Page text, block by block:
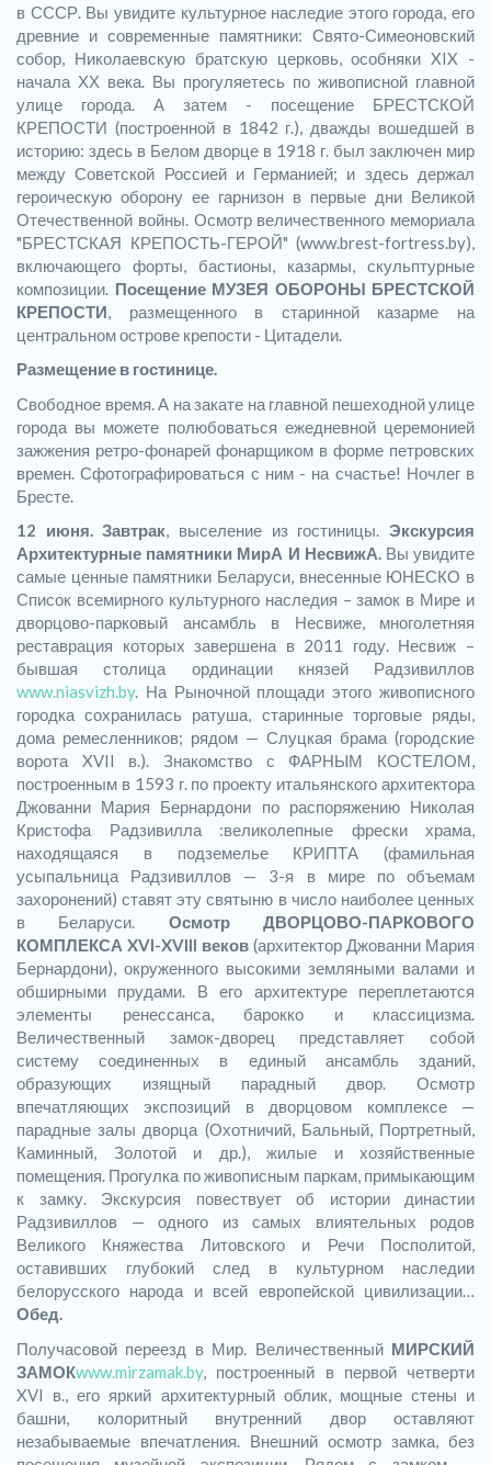
в СССР. Вы увидите культурное наследие этого города, его
древние и современные памятники: Свято-Симеоновский
собор, Николаевскую братскую церковь, особняки XIX -
начала ХХ века. Вы прогуляетесь по живописной главной
улице города. А затем - посещение БРЕСТСКОЙ
КРЕПОСТИ (построенной в 1842 г.), дважды вошедшей в
историю: здесь в Белом дворце в 1918 г. был заключен мир
между Советской Россией и Германией; и здесь держал
героическую оборону ее гарнизон в первые дни Великой
Отечественной войны. Осмотр величественного мемориала
"БРЕСТСКАЯ КРЕПОСТЬ-ГЕРОЙ" (www.brest-fortress.by),
включающего форты, бастионы, казармы, скульптурные
композиции. Посещение МУЗЕЯ ОБОРОНЫ БРЕСТСКОЙ
КРЕПОСТИ , размещенного в старинной казарме на
центральном острове крепости - Цитадели.
Размещение в гостинице.
Свободное время. А на закате на главной пешеходной улице
города вы можете полюбоваться ежедневной церемонией
зажжения ретро-фонарей фонарщиком в форме петровских
времен. Сфотографироваться с ним - на счастье! Ночлег в
Бресте.
12 июня. Завтрак, выселение из гостиницы.Экскурсия
Архитектурные памятники МирА И НесвижА.Вы увидите
самые ценные памятники Беларуси, внесенные ЮНЕСКО в
Список всемирного культурного наследия – замок в Мире и
дворцово-парковый ансамбль в Несвиже, многолетняя
реставрация которых завершена в 2011 году. Несвиж –
бывшая столица ординации князей Радзивиллов
www.niasvizh.by. На Рыночной площади этого живописного
городка сохранилась ратуша, старинные торговые ряды,
дома ремесленников; рядом — Слуцкая брама (городские
ворота XVII в.). Знакомство с ФАРНЫМ КОСТЕЛОМ,
построенным в 1593 г. по проекту итальянского архитектора
Джованни Мария Бернардони по распоряжению Николая
Кристофа Радзивилла :великолепные фрески храма,
находящаяся в подземелье КРИПТА (фамильная
усыпальница Радзивиллов — 3-я в мире по объемам
захоронений) ставят эту святыню в число наиболее ценных
в Беларуси. Осмотр ДВОРЦОВО-ПАРКОВОГО
КОМПЛЕКСА XVI-XVIII веков (архитектор Джованни Мария
Бернардони), окруженного высокими земляными валами и
обширными прудами. В его архитектуре переплетаются
элементы ренессанса, барокко и классицизма.
Величественный замок-дворец представляет собой
систему соединенных в единый ансамбль зданий,
образующих изящный парадный двор. Осмотр
впечатляющих экспозиций в дворцовом комплексе —
парадные залы дворца (Охотничий, Бальный, Портретный,
Каминный, Золотой и др.), жилые и хозяйственные
помещения. Прогулка по живописным паркам, примыкающим
к замку. Экскурсия повествует об истории династии
Радзивиллов — одного из самых влиятельных родов
Великого Княжества Литовского и Речи Посполитой,
оставивших глубокий след в культурном наследии
белорусского народа и всей европейской цивилизации…
Обед.
Получасовой переезд в Мир. Величественный МИРСКИЙ
ЗАМОКwww.mirzamak.by, построенный в первой четверти
XVI в., его яркий архитектурный облик, мощные стены и
башни, колоритный внутренний двор оставляют
незабываемые впечатления. Внешний осмотр замка, без